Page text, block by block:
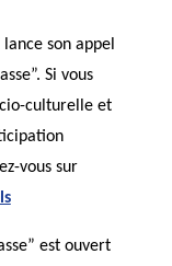
lance son appel
Si vous
culturelle et
vous sur
est ouvert